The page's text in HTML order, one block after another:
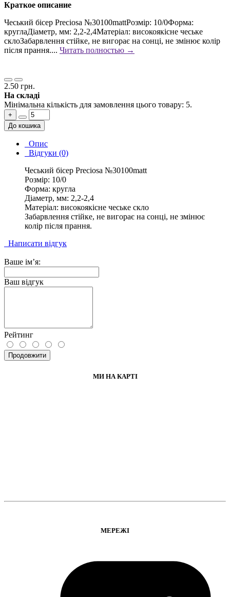
Краткое описание
Чеський бісер Preciosa №30100mattРозмір: 10/0Форма:
круглаДіаметр, мм: 2,2-2,4Матеріал: високоякісне чеське
склоЗабарвлення стійке, не вигорає на сонці, не змінює колір
після прання.... Читать полностью →
2.50 грн.
На складі
Мінімальна кількість для замовлення цього товару: 5.
+
До кошика
Опис
Відгуки (0)
Чеський бісер Preciosa №30100matt
Розмір: 10/0
Форма: кругла
Діаметр, мм: 2,2-2,4
Матеріал: високоякісне чеське скло
Забарвлення стійке, не вигорає на сонці, не змінює
колір після прання.
Написати відгук
Ваше ім’я:
Ваш відгук
Рейтинг
Продовжити
МИ НА КАРТІ
МЕРЕЖІ